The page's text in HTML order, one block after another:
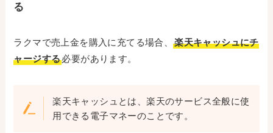
る
ラクマで売上金を購入に充てる場合、楽天キャッシュにチ
ャージする必要があります。
楽天キャッシュとは、楽天のサービス全般に使
用できる電子マネーのことです。